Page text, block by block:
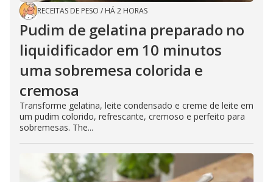
RECEITAS DE PESO / HÁ 2 HORAS
Pudim de gelatina preparado no
liquidificador em 10 minutos
uma sobremesa colorida e
cremosa
Transforme gelatina, leite condensado e creme de leite em
um pudim colorido, refrescante, cremoso e perfeito para
sobremesas. The...